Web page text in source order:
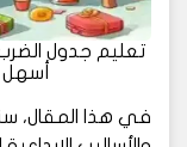
تعليم جدول
أسهل
في هذا المقال،